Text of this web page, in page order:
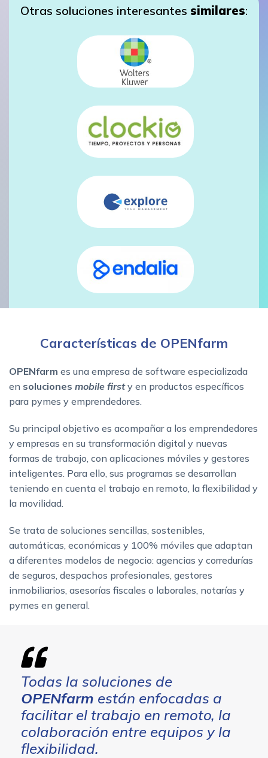
Otras soluciones interesantes similares:
Características de OPENfarm
OPENfarm es una empresa de software especializada
en soluciones mobile first y en productos específicos
para pymes y emprendedores.
Su principal objetivo es acompañar a los emprendedores
y empresas en su transformación digital y nuevas
formas de trabajo, con aplicaciones móviles y gestores
inteligentes. Para ello, sus programas se desarrollan
teniendo en cuenta el trabajo en remoto, la flexibilidad y
la movilidad.
Se trata de soluciones sencillas, sostenibles,
automáticas, económicas y 100% móviles que adaptan
a diferentes modelos de negocio: agencias y corredurías
de seguros, despachos profesionales, gestores
inmobiliarios, asesorías fiscales o laborales, notarías y
pymes en general.
Todas la soluciones de
OPENfarm están enfocadas a
facilitar el trabajo en remoto, la
colaboración entre equipos y la
flexibilidad.